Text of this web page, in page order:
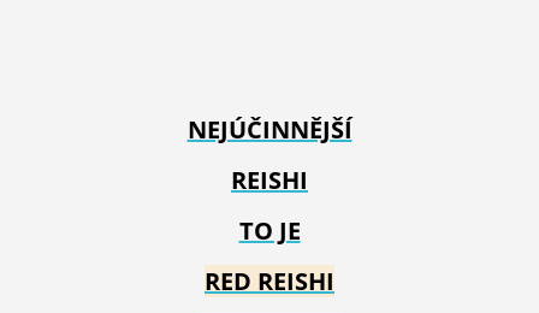
NEJÚČINNĚJŠÍ
REISHI
TO JE
RED REISHI